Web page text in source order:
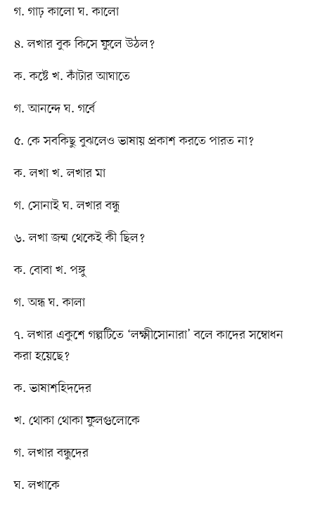
গ. গাঢ় কালো ঘ. কালো
৪. লখার বুক কিসে ফুলে উঠল?
ক. কষ্টে খ. কাঁটার আঘাতে
গ. আনন্দে ঘ. গর্বে
৫. কে সবকিছু বুঝলেও ভাষায় প্রকাশ করতে পারত না?
ক. লখা খ. লখার মা
গ. সোনাই ঘ. লখার বন্ধু
৬. লখা জন্ম থেকেই কী ছিল?
ক. বোবা খ. পঙ্গু
গ. অন্ধ ঘ. কালা
৭. লখার একুশে গল্পটিতে ‘লক্ষ্মীসোনারা’ বলে কাদের সম্বোধন
করা হয়েছে?
ক. ভাষাশহিদদের
খ. থোকা থোকা ফুলগুলোকে
গ. লখার বন্ধুদের
ঘ. লখাকে